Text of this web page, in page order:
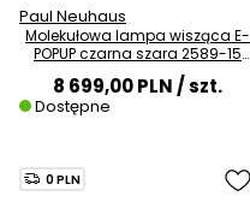
Paul Neuhaus
Molekułowa lampa wisząca E-
POPUP czarna szara 2589-15
19x3W 2200-5000K
8 699,00 PLN/ szt.
Dostępne
0 PLN